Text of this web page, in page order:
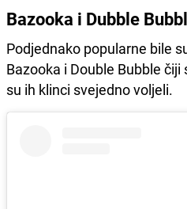
Bazooka i Dubble
Podjednako popularne bile
Bazooka i Double Bubble
su ih klinci svejedno voljeli.